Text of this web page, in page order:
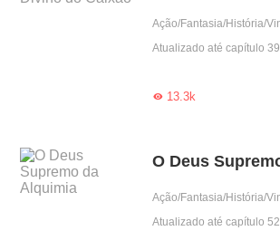
Atualizado até capítulo 39
13.3k
Atualizado até capítulo 52